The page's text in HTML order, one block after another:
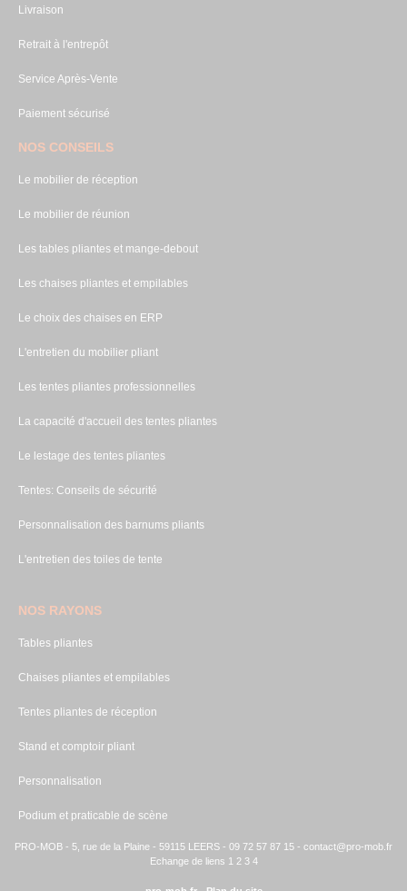
Livraison
Retrait à l'entrepôt
Service Après-Vente
Paiement sécurisé
NOS CONSEILS
Le mobilier de réception
Le mobilier de réunion
Les tables pliantes et mange-debout
Les chaises pliantes et empilables
Le choix des chaises en ERP
L'entretien du mobilier pliant
Les tentes pliantes professionnelles
La capacité d'accueil des tentes pliantes
Le lestage des tentes pliantes
Tentes: Conseils de sécurité
Personnalisation des barnums pliants
L'entretien des toiles de tente
NOS RAYONS
Tables pliantes
Chaises pliantes et empilables
Tentes pliantes de réception
Stand et comptoir pliant
Personnalisation
Podium et praticable de scène
PRO-MOB - 5, rue de la Plaine - 59115 LEERS - 09 72 57 87 15 - contact@pro-mob.fr
Echange de liens 1 2 3 4